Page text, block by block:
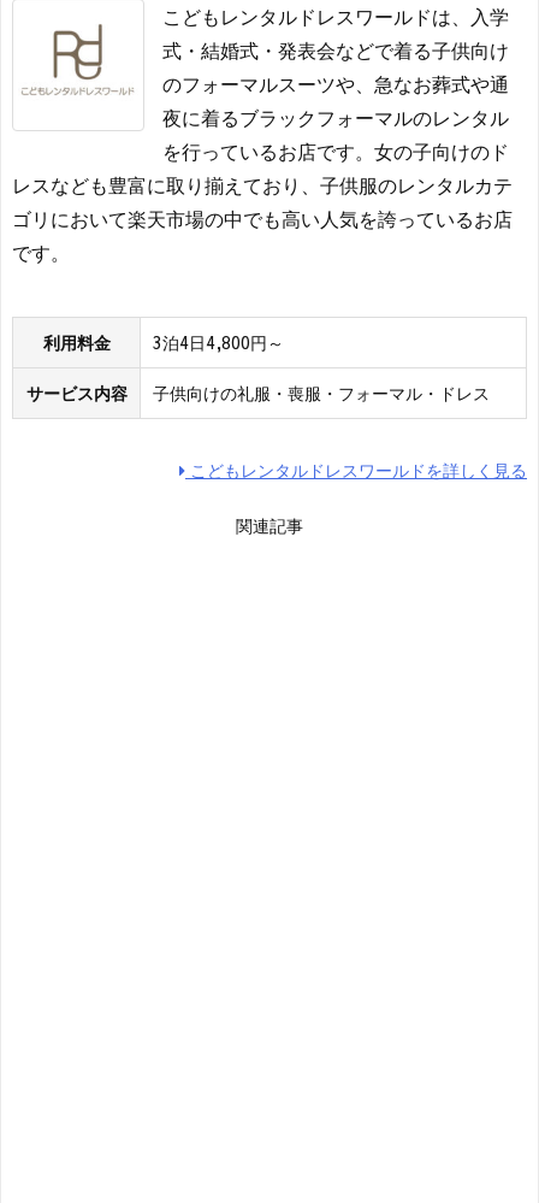
こどもレンタルドレスワールドは、入学
式・結婚式・発表会などで着る子供向け
のフォーマルスーツや、急なお葬式や通
夜に着るブラックフォーマルのレンタル
を行っているお店です。女の子向けのド
レスなども豊富に取り揃えており、子供服のレンタルカテ
ゴリにおいて楽天市場の中でも高い人気を誇っているお店
です。
利用料金 3泊4日4,800円～
サービス内容 子供向けの礼服・喪服・フォーマル・ドレス
こどもレンタルドレスワールドを詳しく見る
関連記事